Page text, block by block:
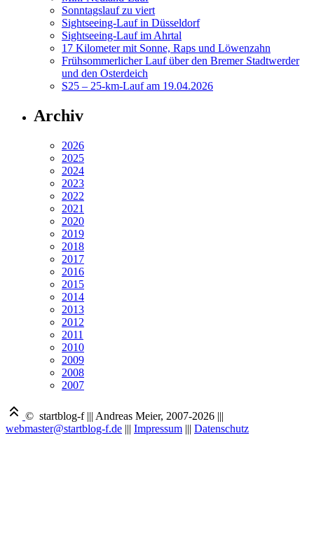
Sonntagslauf zu viert
Sightseeing-Lauf in Düsseldorf
Sightseeing-Lauf im Ahrtal
17 Kilometer mit Sonne, Raps und Löwenzahn
Frühsommerlicher Lauf über den Bremer Stadtwerder
und den Osterdeich
S25 – 25-km-Lauf am 19.04.2026
Archiv
2026
2025
2024
2023
2022
2021
2020
2019
2018
2017
2016
2015
2014
2013
2012
2011
2010
2009
2008
2007
© startblog-f ||| Andreas Meier, 2007-2026 |||
webmaster@startblog-f.de ||| Impressum ||| Datenschutz